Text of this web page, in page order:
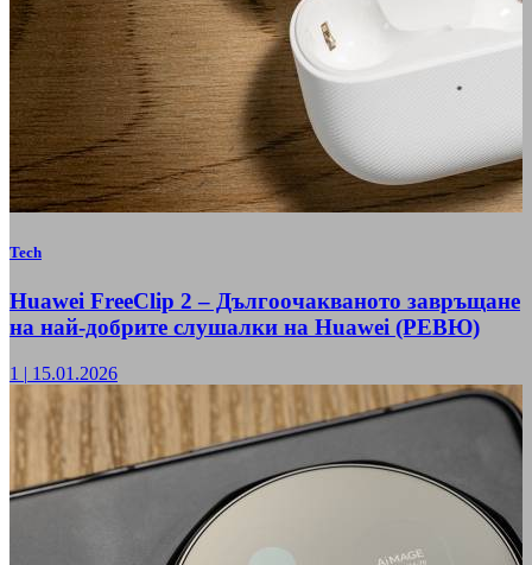
Tech
Huawei FreeClip 2 – Дългоочакваното завръщане
на най-добрите слушалки на Huawei (РЕВЮ)
1 | 15.01.2026